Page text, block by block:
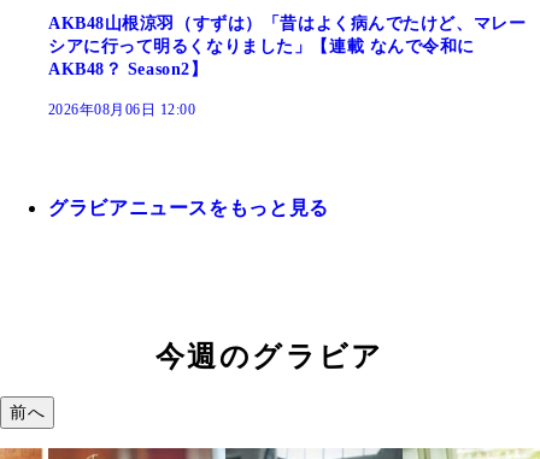
AKB48山根涼羽（すずは）「昔はよく病んでたけど、マレー
シアに行って明るくなりました」【連載 なんで令和に
AKB48？ Season2】
2026年08月06日 12:00
グラビアニュースをもっと見る
今週のグラビア
前へ